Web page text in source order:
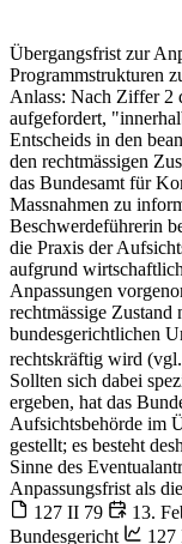
Übergangsfrist zur
Programmstrukturen
Anlass: Nach Ziffer 2
aufgefordert,
Entscheids in den
den rechtmässigen
das Bundesamt für
Massnahmen zu
Beschwerdeführerin
die Praxis der
aufgrund
Anpassungen
rechtmässige Zustand
bundesgerichtlichen
rechtskräftig wird
Sollten sich dabei
ergeben, hat das
Aufsichtsbehörde im
gestellt; es besteht
Sinne des
Anpassungsfrist als
127 II 79
13.
Bundesgericht
127